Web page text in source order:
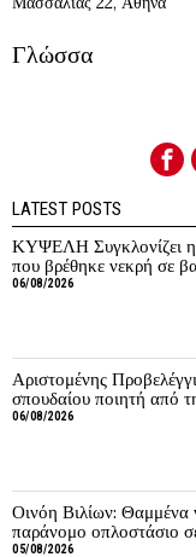
Γλώσσα
LATEST POSTS
ΚΥΨΕΛΗ Συγκλονίζει η
που βρέθηκε νεκρή σε
06/08/2026
Αριστομένης
σπουδαίου ποιητή από
06/08/2026
Οινόη Βιλίων: Θαμμένα
παράνομο οπλοστάσιο
05/08/2026